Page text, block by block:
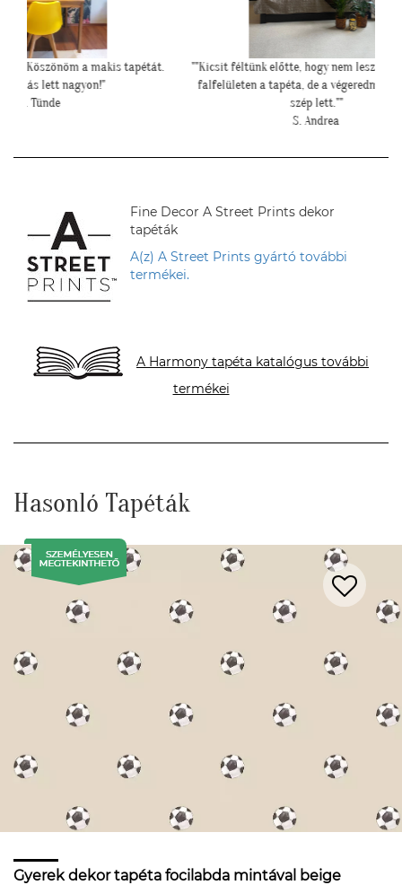
tapétát.
""Kicsit féltünk előtte, hogy nem lesz-e sok ekkora
falfelületen a tapéta, de a végeredmény nagyon
Fine Decor A Street Prints dekor
tapéták
A(z) A Street Prints gyártó további
termékei.
A Harmony tapéta katalógus további
termékei
Hasonló Tapéták
Gyerek dekor tapéta focilabda mintával beige